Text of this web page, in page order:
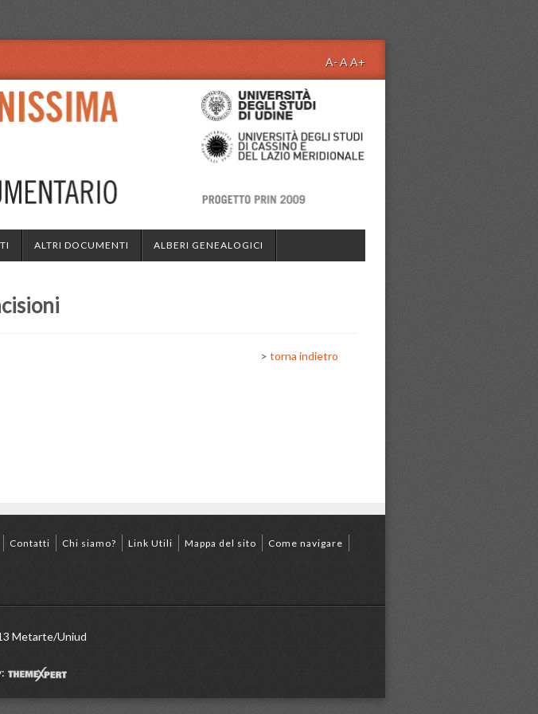
A-AA+
ALTRI DOCUMENTI ALBERI GENEALOGICI
> torna indietro
Contatti Chi siamo? Link Utili Mappa del sito Come navigare
Metarte/Uniud